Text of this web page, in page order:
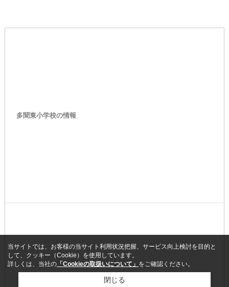
多聞東小学校の情報
当サイトでは、お客様の当サイト利用状況把握、サービス向上検討を目的と
して、クッキー（Cookie）を使用しています。
詳しくは、当社の 「Cookieの取扱いについて」 をご確認ください。
閉じる